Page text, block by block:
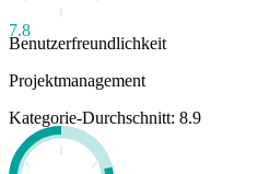
7.8
Benutzerfreundlichkeit
Projektmanagement
Kategorie-Durchschnitt: 8.9